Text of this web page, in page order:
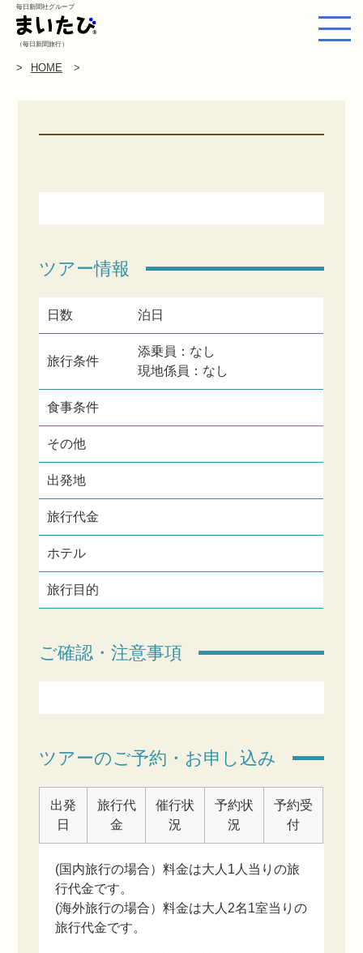
毎日新聞社グループ
（毎日新聞旅行）
HOME
ツアー情報
日数 泊日
旅行条件
添乗員：なし
現地係員：なし
食事条件
その他
出発地
旅行代金
ホテル
旅行目的
ご確認・注意事項
ツアーのご予約・お申し込み
出発
日
旅行代
金
催行状
況
予約状
況
予約受
付
(国内旅行の場合）料金は大人1人当りの旅
行代金です。
(海外旅行の場合）料金は大人2名1室当りの
旅行代金です。